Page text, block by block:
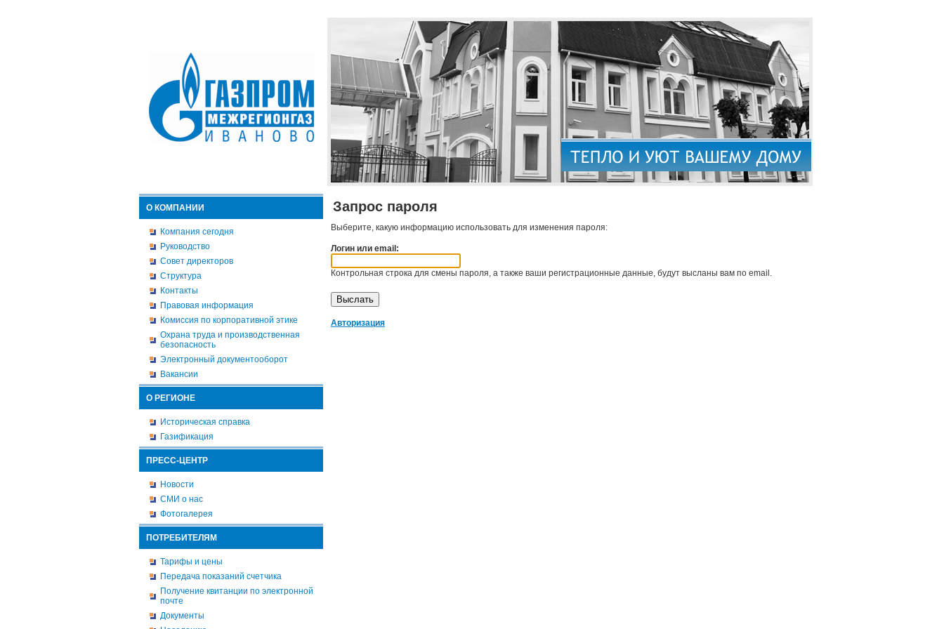
О КОМПАНИИ
Компания сегодня
Руководство
Совет директоров
Структура
Контакты
Правовая информация
Комиссия по корпоративной этике
Охрана труда и производственная
безопасность
Электронный документооборот
Вакансии
О РЕГИОНЕ
Историческая справка
Газификация
ПРЕСС-ЦЕНТР
Новости
СМИ о нас
Фотогалерея
ПОТРЕБИТЕЛЯМ
Тарифы и цены
Передача показаний счетчика
Получение квитанции по электронной
почте
Документы
Запрос пароля
Выберите, какую информацию использовать для изменения пароля:
Логин или email:
Контрольная строка для смены пароля, а также ваши регистрационные данные, будут высланы вам по email.
Авторизация